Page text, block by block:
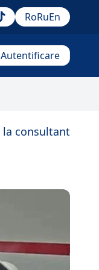
RoRuEn
Autentificare
consultant